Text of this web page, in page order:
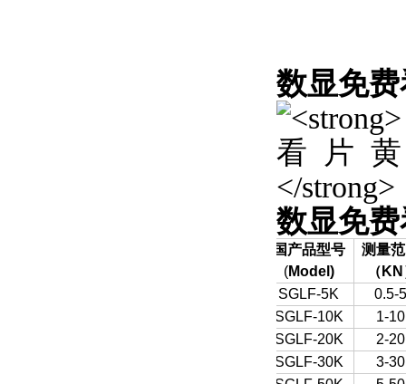
数显免
数显免
国产品型号
(Model)
测量
（ KN
SGLF-5K
0.5-5
SGLF-10K
1-10
SGLF-20K
2-20
SGLF-30K
3-30